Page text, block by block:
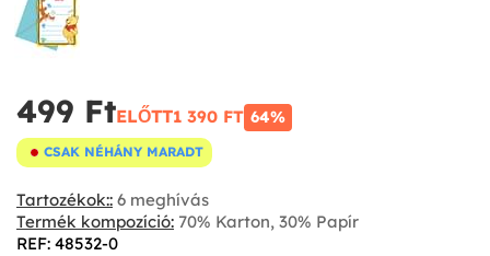
499 Ft‎ELŐTT1 390 FT‎ 64%
CSAK NÉHÁNY MARADT
Tartozékok:: 6 meghívás
Termék kompozíció: 70% Karton, 30% Papír
REF: 48532-0